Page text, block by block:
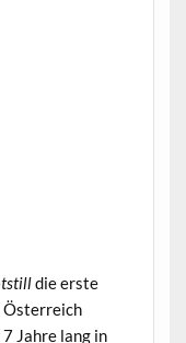
die erste
Österreich
Jahre lang in